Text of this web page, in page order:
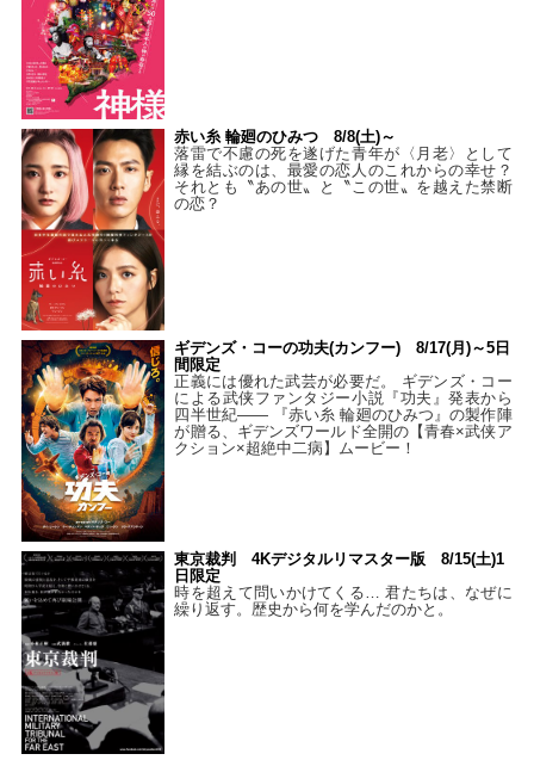
赤い糸 輪廻のひみつ 8/8(土)～
落雷で不慮の死を遂げた青年が〈月老〉として
縁を結ぶのは、最愛の恋人のこれからの幸せ？
それとも〝あの世〟と〝この世〟を越えた禁断
の恋？
ギデンズ・コーの功夫(カンフー) 8/17(月)～5日
間限定
正義には優れた武芸が必要だ。 ギデンズ・コー
による武侠ファンタジー小説『功夫』発表から
四半世紀―― 『赤い糸 輪廻のひみつ』の製作陣
が贈る、ギデンズワールド全開の【青春×武侠ア
クション×超絶中二病】ムービー！
東京裁判 4Kデジタルリマスター版 8/15(土)1
日限定
時を超えて問いかけてくる… 君たちは、なぜに
繰り返す。歴史から何を学んだのかと。